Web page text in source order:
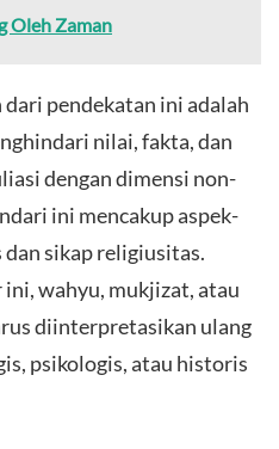
Oleh Zaman
pendekatan ini adalah
nilai, fakta, dan
dengan dimensi non-
ini mencakup aspek-
sikap religiusitas.
wahyu, mukjizat, atau
diinterpretasikan ulang
psikologis, atau historis